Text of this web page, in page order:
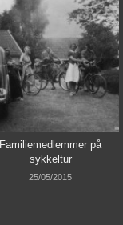
Familiemedlemmer på
sykkeltur
25/05/2015